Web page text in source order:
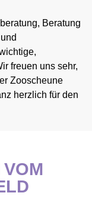
Beratung
freuen uns sehr,
Zooscheune
herzlich für den